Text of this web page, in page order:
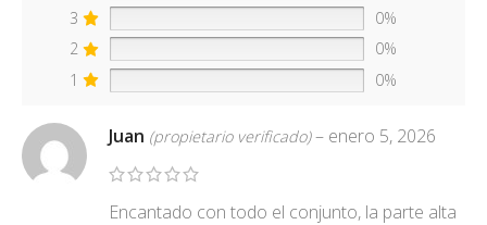
3
0%
2
0%
1
0%
Juan (propietario verificado) – enero 5, 2026
Encantado con todo el conjunto, la parte alta